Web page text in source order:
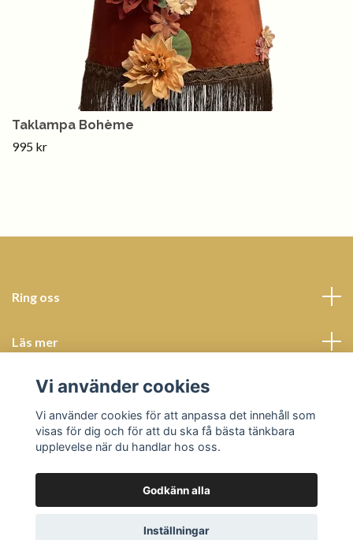
Taklampa Bohème
995 kr
Ring oss
Läs mer
Sociala medier
© 2026 Butik BohèmePowered by Quickbutik
Vi använder cookies
Vi använder cookies för att anpassa det innehåll som
visas för dig och för att du ska få bästa tänkbara
upplevelse när du handlar hos oss.
Godkänn alla
Inställningar